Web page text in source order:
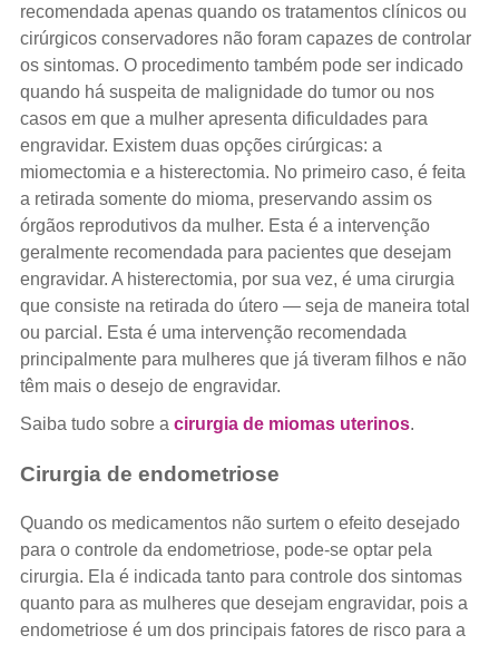
recomendada apenas quando os tratamentos clínicos ou
cirúrgicos conservadores não foram capazes de controlar
os sintomas. O procedimento também pode ser indicado
quando há suspeita de malignidade do tumor ou nos
casos em que a mulher apresenta dificuldades para
engravidar. Existem duas opções cirúrgicas: a
miomectomia e a histerectomia. No primeiro caso, é feita
a retirada somente do mioma, preservando assim os
órgãos reprodutivos da mulher. Esta é a intervenção
geralmente recomendada para pacientes que desejam
engravidar. A histerectomia, por sua vez, é uma cirurgia
que consiste na retirada do útero — seja de maneira total
ou parcial. Esta é uma intervenção recomendada
principalmente para mulheres que já tiveram filhos e não
têm mais o desejo de engravidar.
Saiba tudo sobre a cirurgia de miomas uterinos.
Cirurgia de endometriose
Quando os medicamentos não surtem o efeito desejado
para o controle da endometriose, pode-se optar pela
cirurgia. Ela é indicada tanto para controle dos sintomas
quanto para as mulheres que desejam engravidar, pois a
endometriose é um dos principais fatores de risco para a